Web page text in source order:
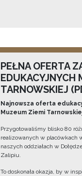
PEŁNA OFERTA
EDUKACYJNYCH
TARNOWSKIEJ
Najnowsza oferta
Muzeum Ziemi
Przygotowaliśmy blisko 80
realizowanych w placówkach
naszych oddziałach w
Zalipiu.
To doskonała okazja, by w